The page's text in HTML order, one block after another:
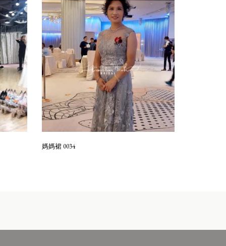
媽媽裙 0034